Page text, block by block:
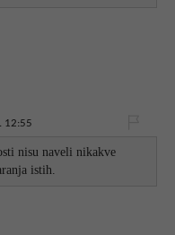
12:55
nisu naveli nikakve
istih.